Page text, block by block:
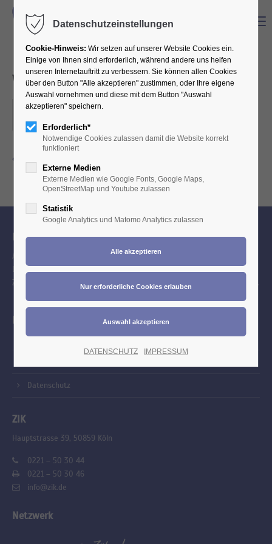
Workshop "Kalkulation"
20.03.2024, 16:30–20:00
ORT: KH KÖLN, FRANKENWERFT
Ihr Berufsverband
Als Interessensvertretung engagieren wir uns mit Freude und
Zahntechnik. Wir blicken mit Stolz zurück auf eine lange Vergangenheit.
Kontakt
Datenschutz
ZIK
Hauptstrasse 39, 50859 Köln
0221 – 50 30 44
0221 – 50 30 46
info@zik.de
Netzwerk
Datenschutzeinstellungen
Cookie-Hinweis: Wir setzen auf unserer Website Cookies ein.
Einige von Ihnen sind erforderlich, während andere uns helfen
unseren Internetauftritt zu verbessern. Sie können allen Cookies
über den Button "Alle akzeptieren" zustimmen, oder Ihre eigene
Auswahl vornehmen und diese mit dem Button "Auswahl
akzeptieren" speichern.
Erforderlich*
Notwendige Cookies zulassen damit die Website korrekt
funktioniert
Externe Medien
Externe Medien wie Google Fonts, Google Maps,
OpenStreetMap und Youtube zulassen
Statistik
Google Analytics und Matomo Analytics zulassen
DATENSCHUTZ IMPRESSUM